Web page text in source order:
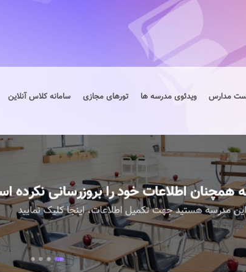
مدارس ویدئوی مدرسه ها تورهای مجازی سامانه کلاس آنلاین